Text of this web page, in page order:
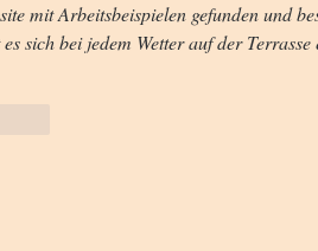
mit Arbeitsbeispielen gefunden und
sich bei jedem Wetter auf der